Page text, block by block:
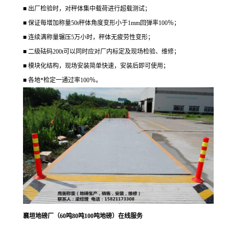
■ 出厂检验时，对秤体集中载荷进行超载测试；
■ 保证每增加称量50t秤体角度变形小于1mm回弹率100％；
■ 连续满称量辗压5万小时，秤体无疲劳性变形；
■ 二级砝码200t可以同时应对厂内标定及现场检验、维修；
■ 模块化结构，现场安装简单快速，安装后即可使用；
■ 各地*检定一通过率100％。
襄垣地磅厂（60吨80吨100吨地磅）在线服务